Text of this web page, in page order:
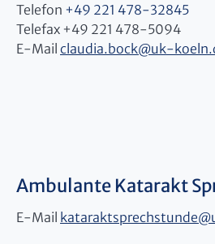
Telefon +49 221 478-32845
Telefax +49 221 478-5094
E-Mail claudia.bock@uk-
Ambulante Katarakt
E-Mail kataraktsprechstunde@